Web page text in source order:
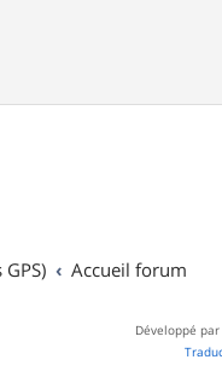
Accueil forum
Développé par